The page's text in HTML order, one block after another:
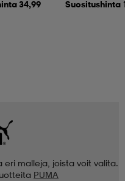
34,99 Suositushinta
eri malleja, joista voit valita.
PUMA